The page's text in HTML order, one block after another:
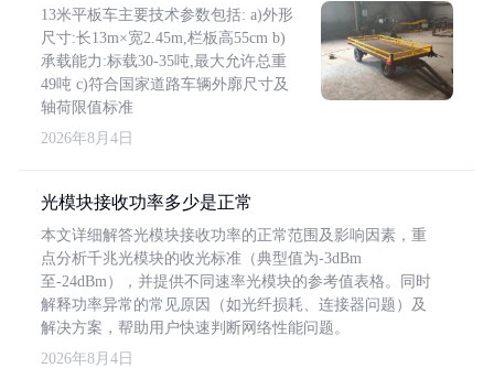
13米平板车主要技术参数包括: a)外形
尺寸:长13m×宽2.45m,栏板高55cm b)
承载能力:标载30-35吨,最大允许总重
49吨 c)符合国家道路车辆外廓尺寸及
轴荷限值标准
2026年8月4日
光模块接收功率多少是正常
本文详细解答光模块接收功率的正常范围及影响因素，重
点分析千兆光模块的收光标准（典型值为-3dBm
至-24dBm），并提供不同速率光模块的参考值表格。同时
解释功率异常的常见原因（如光纤损耗、连接器问题）及
解决方案，帮助用户快速判断网络性能问题。
2026年8月4日